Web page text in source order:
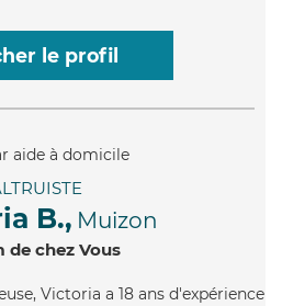
le profil
B., Muizon
de chez Vous
Victoria a 18 ans d'expérience